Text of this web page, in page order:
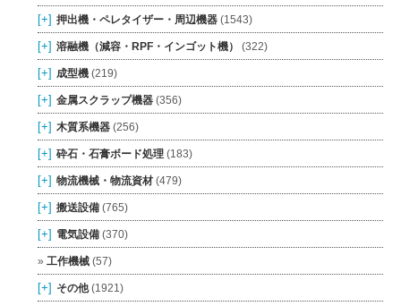
[+] 押出機・ペレタイザー・周辺機器 (1543)
[+] 溶融機（減容・RPF・インゴット機） (322)
[+] 成型機 (219)
[+] 金属スクラップ機器 (356)
[+] 木質系機器 (256)
[+] 砕石・石膏ボード処理 (183)
[+] 物流機械・物流資材 (479)
[+] 搬送設備 (765)
[+] 電気設備 (370)
工作機械 (57)
[+] その他(1921)